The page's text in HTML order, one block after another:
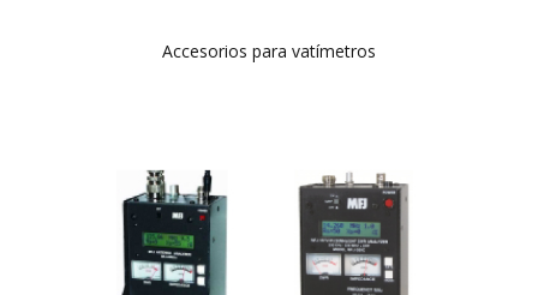
Accesorios para vatímetros